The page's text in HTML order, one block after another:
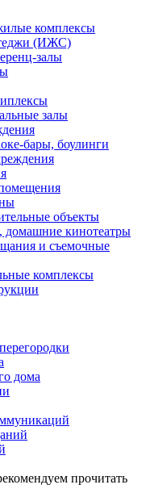
комплексы
(ИЖС)
залы
залы
бары, боулинги
объекты
домашние кинотеатры
и съемочные
комплексы
дома
прочитать